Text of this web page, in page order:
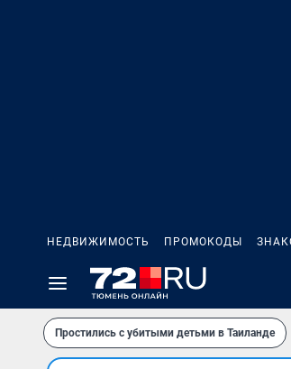
НЕДВИЖИМОСТЬ ПРОМОКОДЫ
Простились с убитыми детьми в Таиланде